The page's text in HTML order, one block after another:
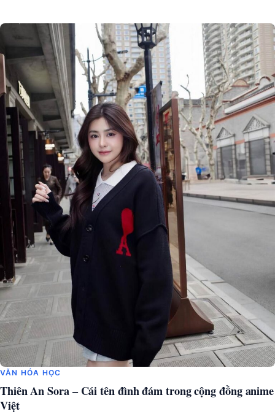
VĂN HÓA HỌC
Thiên An Sora – Cái tên đình đám trong cộng đồng anime
Việt